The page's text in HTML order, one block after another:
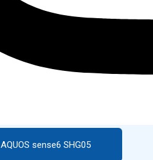
AQUOS sense6 SHG05